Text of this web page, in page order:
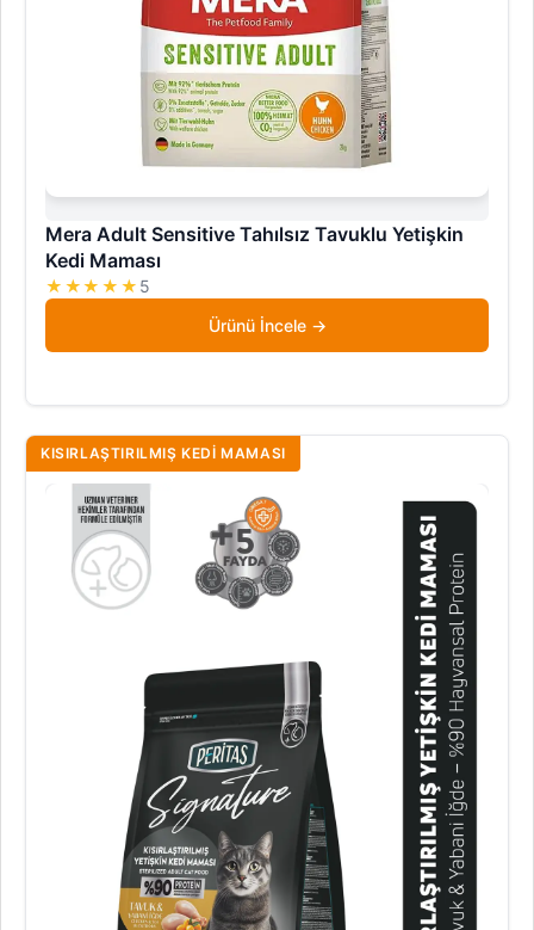
Mera Adult Sensitive Tahılsız Tavuklu Yetişkin
Kedi Maması
★★★★★ 5
Ürünü İncele
KISIRLAŞTIRILMIŞ KEDI MAMASI